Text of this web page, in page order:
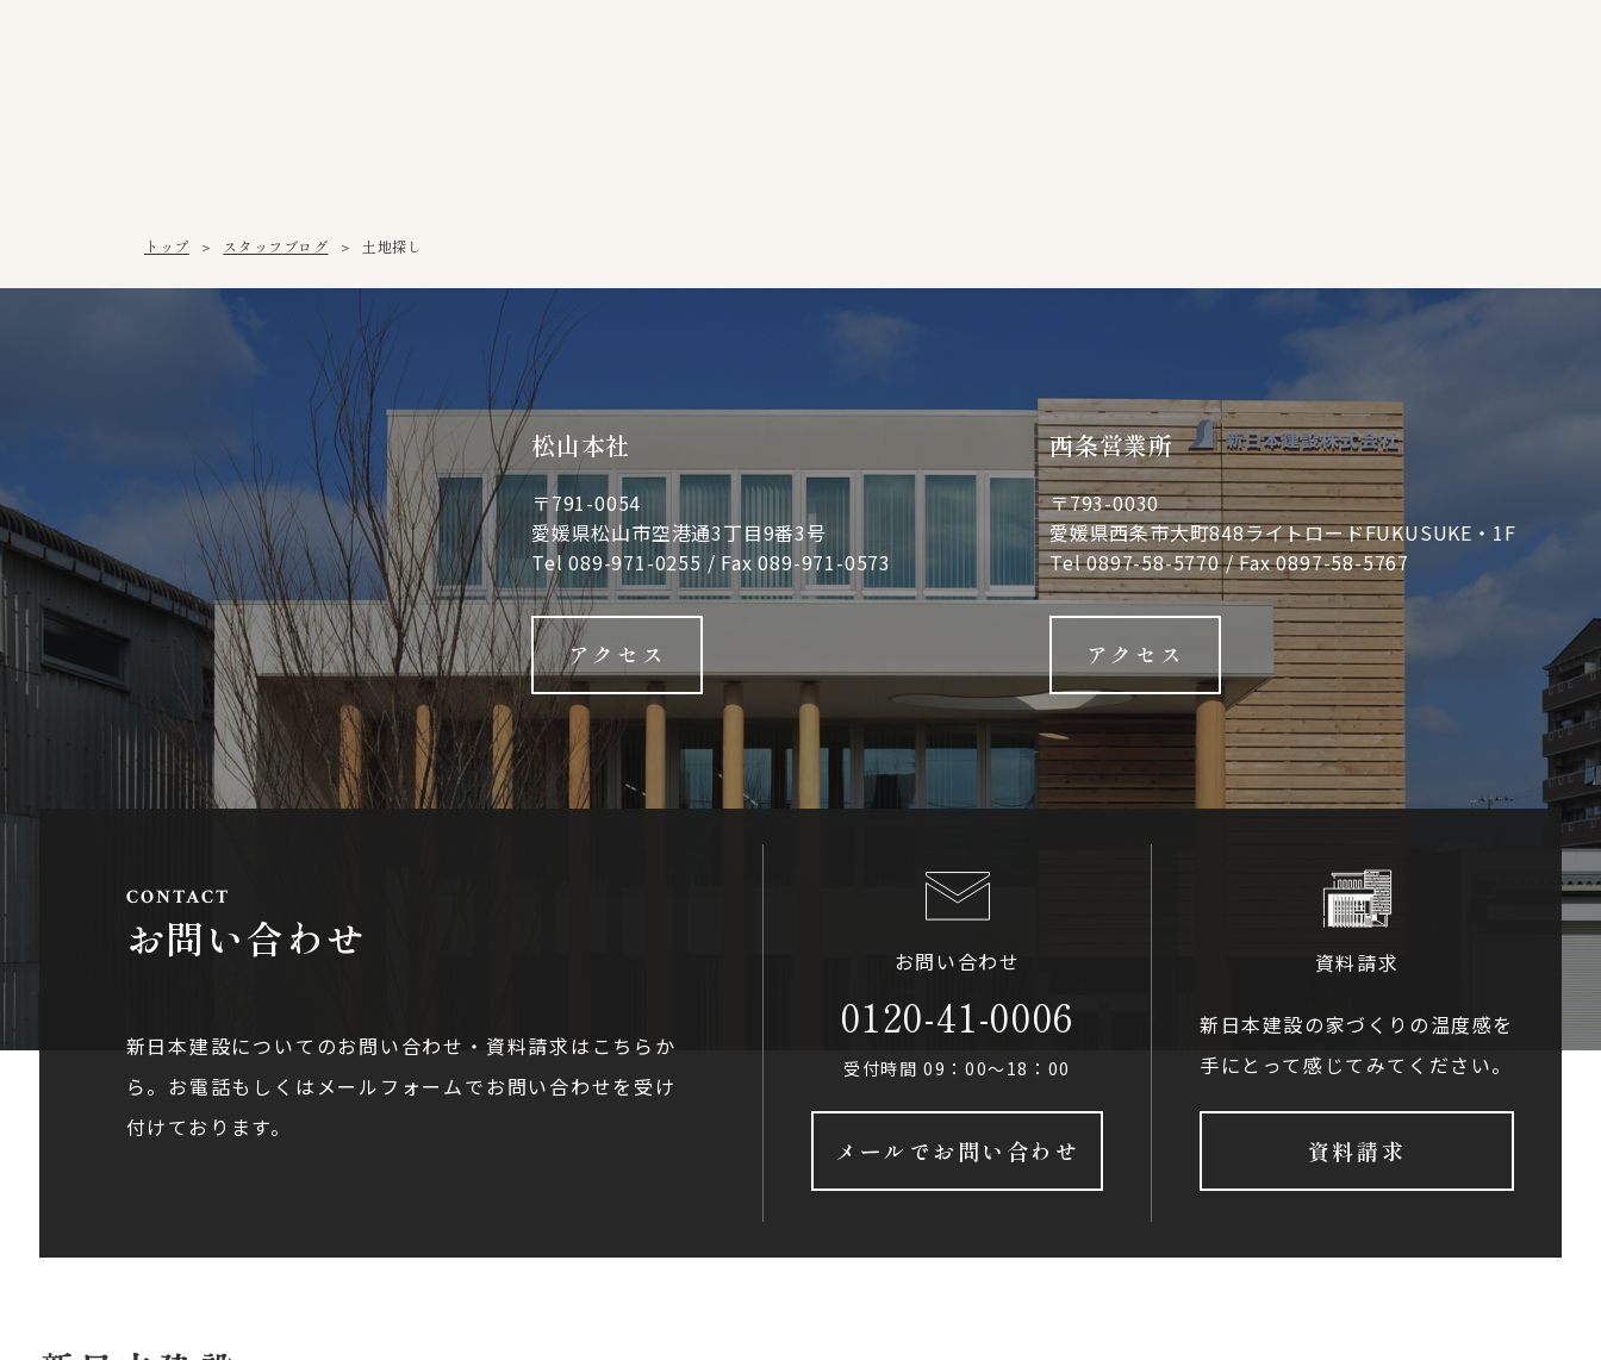
トップ スタッフブログ 土地探し
松山本社
〒791-0054
愛媛県松山市空港通3丁目9番3号
Tel089-971-0255 / Fax 089-971-0573
アクセス
西条営業所
〒793-0030
愛媛県西条市大町848ライトロードFUKUSUKE・1F
Tel0897-58-5770/ Fax 0897-58-5767
アクセス
お問い合わせ
新日本建設についてのお問い合わせ・資料請求はこちらか
ら。お電話もしくはメールフォームでお問い合わせを受け
付けております。
お問い合わせ
0120-41-0006
受付時間 09：00〜18：00
メールでお問い合わせ
資料請求
新日本建設の家づくりの温度感を
手にとって感じてみてください。
資料請求